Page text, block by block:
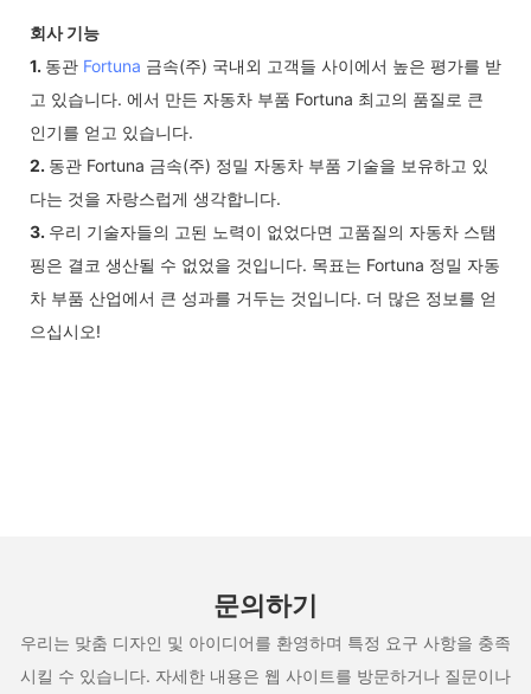
회사 기능
1. 동관 Fortuna 금속(주) 국내외 고객들 사이에서 높은 평가를 받
고 있습니다. 에서 만든 자동차 부품 Fortuna 최고의 품질로 큰
인기를 얻고 있습니다.
2. 동관 Fortuna 금속(주) 정밀 자동차 부품 기술을 보유하고 있
다는 것을 자랑스럽게 생각합니다.
3. 우리 기술자들의 고된 노력이 없었다면 고품질의 자동차 스탬
핑은 결코 생산될 수 없었을 것입니다. 목표는 Fortuna 정밀 자동
차 부품 산업에서 큰 성과를 거두는 것입니다. 더 많은 정보를 얻
으십시오!
문의하기
우리는 맞춤 디자인 및 아이디어를 환영하며 특정 요구 사항을 충족
시킬 수 있습니다. 자세한 내용은 웹 사이트를 방문하거나 질문이나